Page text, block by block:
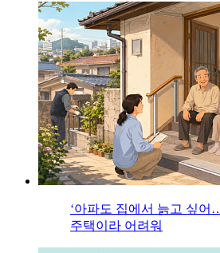
‘아파도 집에서 늙고 싶어
주택이라 어려워